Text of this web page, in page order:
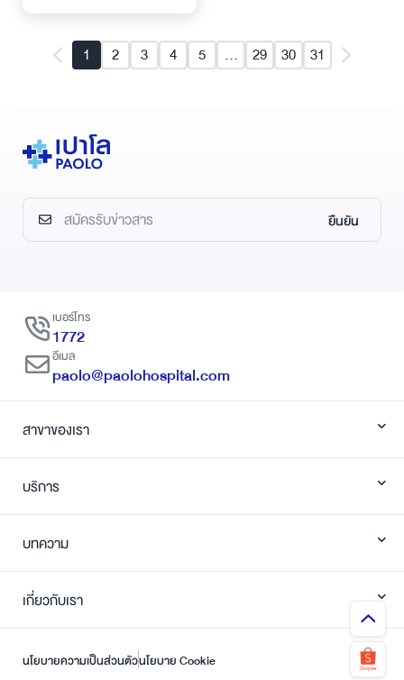
1 2 3 4 5 ... 29 30 31
ยืนยัน
เบอร์โทร
1772
อีเมล
paolo@paolohospital.com
สาขาของเรา
บริการ
บทความ
เกี่ยวกับเรา
นโยบายความเป็นส่วนตัวนโยบาย Cookie